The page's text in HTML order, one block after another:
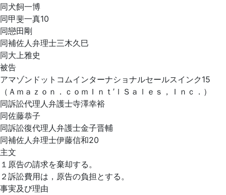
同犬飼一博
同甲斐一真10
同戀田剛
同補佐人弁理士三木久巳
同大上雅史
被告
アマゾンドットコムインターナショナルセールスインク15
（Ａｍａｚｏｎ．ｃｏｍＩｎｔ’ｌＳａｌｅｓ，Ｉｎｃ．）
同訴訟代理人弁護士寺澤幸裕
同佐藤恭子
同訴訟復代理人弁護士金子晋輔
同補佐人弁理士伊藤信和20
主文
１原告の請求を棄却する。
２訴訟費用は，原告の負担とする。
事実及び理由